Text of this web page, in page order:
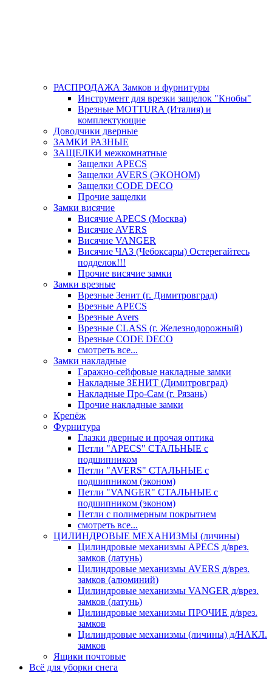
РАСПРОДАЖА Замков и фурнитуры
Инструмент для врезки защелок "Кнобы"
Врезные MOTTURA (Италия) и
комплектующие
Доводчики дверные
ЗАМКИ РАЗНЫЕ
ЗАЩЕЛКИ межкомнатные
Защелки APECS
Защелки AVERS (ЭКОНОМ)
Защелки CODE DECO
Прочие защелки
Замки висячие
Висячие APECS (Москва)
Висячие AVERS
Висячие VANGER
Висячие ЧАЗ (Чебоксары) Остерегайтесь
подделок!!!
Прочие висячие замки
Замки врезные
Врезные Зенит (г. Димитровград)
Врезные APECS
Врезные Avers
Врезные CLASS (г. Железнодорожный)
Врезные CODE DECO
смотреть все...
Замки накладные
Гаражно-сейфовые накладные замки
Накладные ЗЕНИТ (Димитровград)
Накладные Про-Сам (г. Рязань)
Прочие накладные замки
Крепёж
Фурнитура
Глазки дверные и прочая оптика
Петли "APECS" СТАЛЬНЫЕ с
подшипником
Петли "AVERS" СТАЛЬНЫЕ с
подшипником (эконом)
Петли "VANGER" СТАЛЬНЫЕ с
подшипником (эконом)
Петли с полимерным покрытием
смотреть все...
ЦИЛИНДРОВЫЕ МЕХАНИЗМЫ (личины)
Цилиндровые механизмы APECS д/врез.
замков (латунь)
Цилиндровые механизмы AVERS д/врез.
замков (алюминий)
Цилиндровые механизмы VANGER д/врез.
замков (латунь)
Цилиндровые механизмы ПРОЧИЕ д/врез.
замков
Цилиндровые механизмы (личины) д/НАКЛ.
замков
Ящики почтовые
Всё для уборки снега